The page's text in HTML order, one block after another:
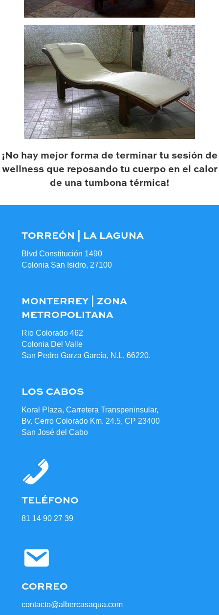
¡No hay mejor forma de terminar tu sesión de
wellness que reposando tu cuerpo en el calor
de una tumbona térmica!
TORREÓN | LA LAGUNA
Blvd Constitución 1490
Colonia San Isidro, 27100
MONTERREY | ZONA
METROPOLITANA
Rio Colorado 462
Colonia Del Valle
San Pedro Garza García, N.L. 66220.
LOS CABOS
Koral Plaza, Carretera Transpeninsular,
Bv. Cerro Colorado Km. 24.5, CP 23400
San José del Cabo
TELÉFONO
81 14 90 27 39
CORREO
contacto@albercasaqua.com